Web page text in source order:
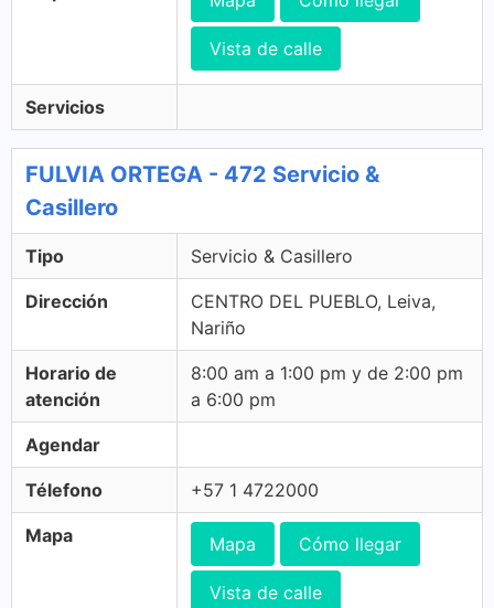
Vista de calle
Servicios
FULVIA ORTEGA - 472 Servicio &
Casillero
Tipo Servicio & Casillero
Dirección
CENTRO DEL PUEBLO, Leiva,
Nariño
Horario de
atención
8:00 am a 1:00 pm y de 2:00 pm
a 6:00 pm
Agendar
Télefono +57 1 4722000
Mapa Mapa Cómo llegar
Vista de calle